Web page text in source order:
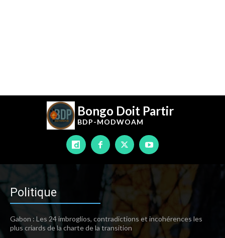
Bongo Doit Partir
BDP-MODWOAM
Politique
Gabon : Les 24 imbroglios, contradictions et incohérences les
plus criards de la charte de la transition